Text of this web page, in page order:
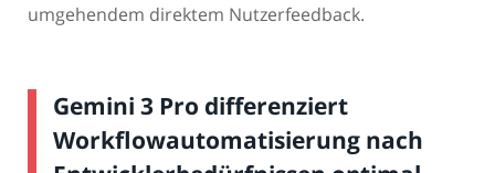
umgehendem direktem Nutzerfeedback.
Gemini 3 Pro differenziert
Workflowautomatisierung nach